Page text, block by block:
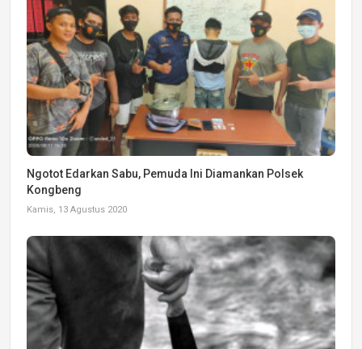
Ngotot Edarkan Sabu, Pemuda Ini Diamankan Polsek
Kongbeng
Kamis, 13 Agustus 2020